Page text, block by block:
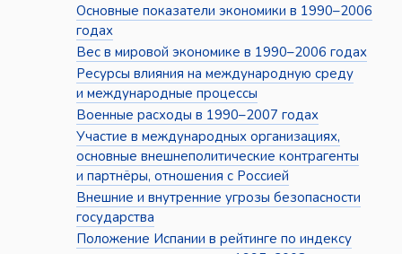
Основные показатели экономики в 1990–2006
годах
Вес в мировой экономике в 1990–2006 годах
Ресурсы влияния на международную среду
и международные процессы
Военные расходы в 1990–2007 годах
Участие в международных организациях,
основные внешнеполитические контрагенты
и партнёры, отношения с Россией
Внешние и внутренние угрозы безопасности
государства
Положение Испании в рейтинге по индексу